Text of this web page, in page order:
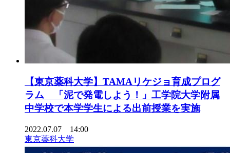
【東京薬科大学】TAMAリケジョ育成プログ
ラム 「泥で発電しよう！」工学院大学附属
中学校で本学学生による出前授業を実施
2022.07.07 14:00
東京薬科大学